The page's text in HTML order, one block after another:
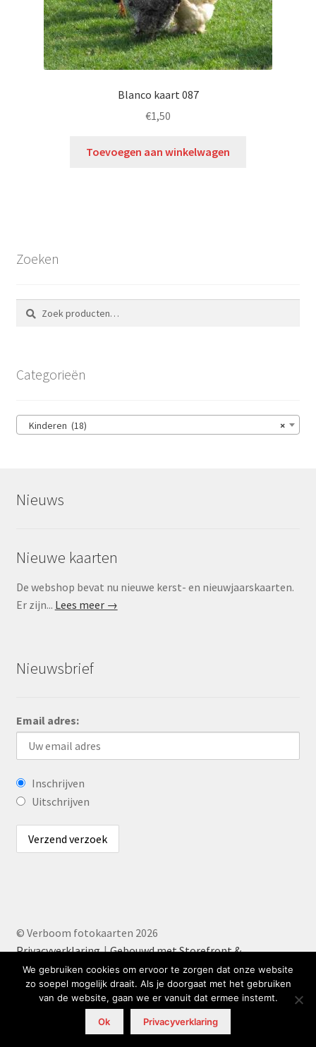
Blanco kaart 087
€1,50
Toevoegen aan winkelwagen
Zoeken
Zoeken
naar:
Zoeken
Categorieën
×
Kinderen (18)
Nieuws
Nieuwe kaarten
De webshop bevat nu nieuwe kerst- en nieuwjaarskaarten.
Er zijn... Lees meer →
Nieuwsbrief
Email adres:
Inschrijven
Uitschrijven
© Verboom fotokaarten 2026
Privacyverklaring
Gebouwd met Storefront &
WooCommerce.
We gebruiken cookies om ervoor te zorgen dat onze website
zo soepel mogelijk draait. Als je doorgaat met het gebruiken
van de website, gaan we er vanuit dat ermee instemt.
Ok Privacyverklaring